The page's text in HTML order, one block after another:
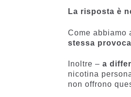
La risposta è
Come abbiamo
stessa
Inoltre –a
nicotina
non offrono